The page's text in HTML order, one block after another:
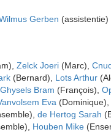
Gerben (assistentie)
Zelck Joeri (Marc),
(Bernard), Lots Arthur
Ghysels Bram (François),
Eva (Dominique),
de Hertog Sarah
Houben Mike